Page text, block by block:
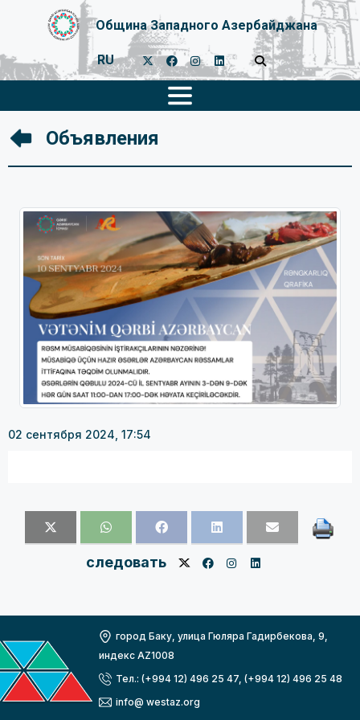
Община Западного Азербайджана
RU
Объявления
02 сентября 2024, 17:54
следовать
город Баку, улица Гюляра Гадирбекова, 9,
индекс AZ1008
Тел.: (+994 12) 496 25 47, (+994 12) 496 25 48
info@ westaz.org